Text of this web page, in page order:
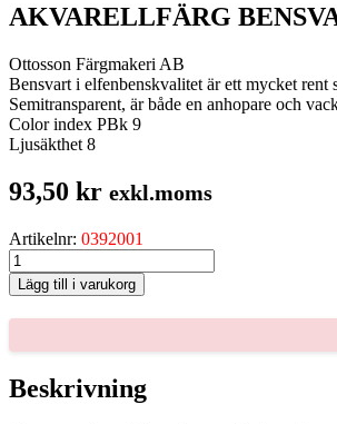
AKVARELLFÄRG
Ottosson Färgmakeri AB
Bensvart i elfenbenskvalitet är ett mycket rent
Semitransparent, är både en anhopare och
Color index PBk 9
Ljusäkthet 8
93,50 kr exkl.moms
Artikelnr: 0392001
AKVARELLFÄRG
BENSVART,
17
ML
Lägg till i varukorg
Beskrivning